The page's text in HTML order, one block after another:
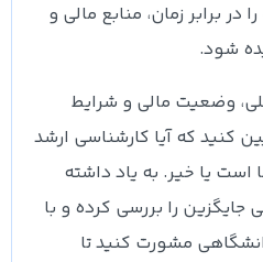
برابر زمان، منابع مالی و
شود.
وضعیت مالی و شرایط
کنید که آیا کارشناسی ارشد
یا خیر. به یاد داشته
را بررسی کرده و با
مشورت کنید تا